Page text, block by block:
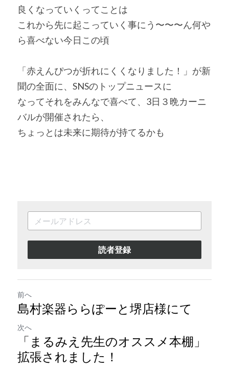
良くなっていくってことは
これから先に起こっていく事にう〜〜〜ん何や
ら喜べない今日この頃
「赤えんぴつが折れにくくなりました！」が新
聞の全面に、SNSのトップニュースに
なってそれをみんなで喜べて、3日３晩カーニ
バルが開催されたら、
ちょっとは未来に期待が持てるかも
読者登録
前へ
島村楽器ららぽーと堺店様にて
次へ
「まるみえ先生のオススメ本棚」
拡張されました！